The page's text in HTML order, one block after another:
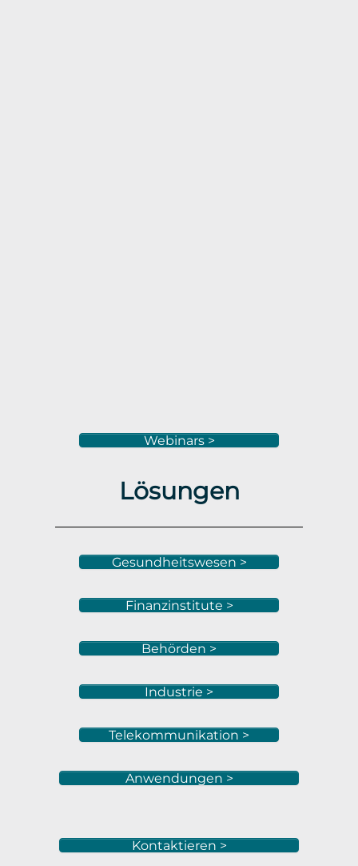
Webinars >
Lösungen
Gesundheitswesen >
Finanzinstitute >
Behörden >
Industrie >
Telekommunikation >
Anwendungen >
Kontaktieren >